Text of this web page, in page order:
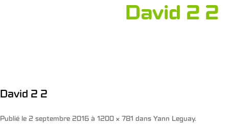
David 2 2
David 2 2
Publié le 2 septembre 2016 à 1200 × 781 dans Yann Leguay.